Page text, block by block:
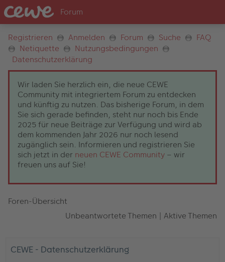
Registrieren Anmelden Forum Suche
FAQ
Netiquette
Nutzungsbedingungen
Datenschutzerklärung
Wir laden Sie herzlich ein, die neue CEWE
Community mit integriertem Forum zu entdecken
und künftig zu nutzen. Das bisherige Forum, in dem
Sie sich gerade befinden, steht nur noch bis Ende
2025 für neue Beiträge zur Verfügung und wird ab
dem kommenden Jahr 2026 nur noch lesend
zugänglich sein. Informieren und registrieren Sie
sich jetzt in der neuen CEWE Community – wir
freuen uns auf Sie!
Foren-Übersicht
Unbeantwortete Themen | Aktive Themen
CEWE - Datenschutzerklärung